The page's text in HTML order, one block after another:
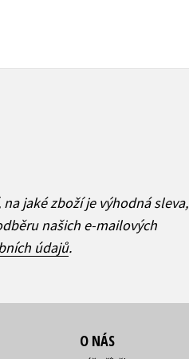
jaké zboží je výhodná sleva,
našich e-mailových
údajů.
O NÁS